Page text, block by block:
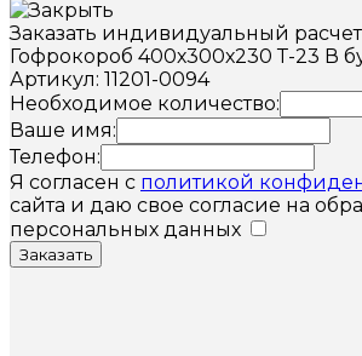
Заказать индивидуальный расчет
Гофрокороб 400х300х230 Т-23 В
Артикул: 11201-0094
Необходимое количество:
Ваше имя:
Телефон:
Я согласен с политикой
сайта и даю свое согласие на
персональных данных
Заказать